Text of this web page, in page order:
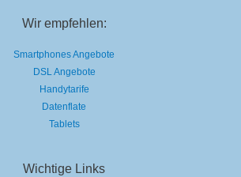
Wir empfehlen:
Smartphones Angebote
DSL Angebote
Handytarife
Datenflate
Tablets
Wichtige Links